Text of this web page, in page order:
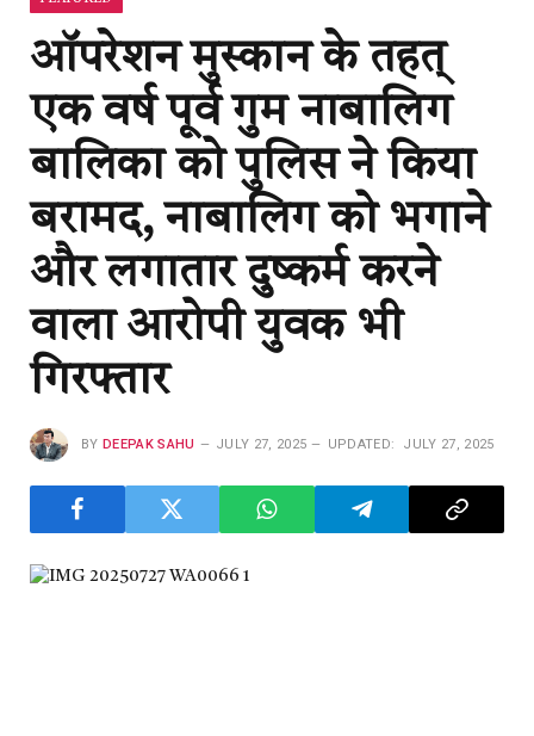
ऑपरेशन मुस्कान के तहत्
एक वर्ष पूर्व गुम नाबालिग
बालिका को पुलिस ने किया
बरामद, नाबालिग को भगाने
और लगातार दुष्कर्म करने
वाला आरोपी युवक भी
गिरफ्तार
BY DEEPAK SAHU JULY 27, 2025 UPDATED: JULY 27, 2025